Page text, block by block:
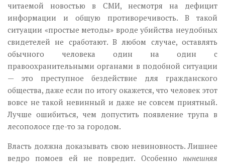
читаемой новостью в СМИ, несмотря на дефицит
информации и общую противоречивость. В такой
ситуации «простые методы» вроде убийства неудобных
свидетелей не сработают. В любом случае, оставлять
обычного человека один на один с
правоохранительными органами в подобной ситуации
— это преступное бездействие для гражданского
общества, даже если по итогу окажется, что человек этот
вовсе не такой невинный и даже не совсем приятный.
Лучше ошибиться, чем допустить появление трупа в
лесополосе где-то за городом.
Власть должна доказывать свою невиновность. Лишнее
ведро помоев ей не повредит. Особенно нынешняя